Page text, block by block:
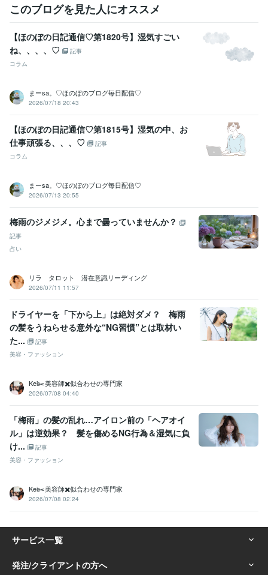
このブログを見た人にオススメ
【ほのぼの日記通信♡第1820号】湿気すごい
ね、、、、♡
記事
コラム
まーsa。♡ほのぼのブログ毎日配信♡
2026/07/18 20:43
【ほのぼの日記通信♡第1815号】湿気の中、お
仕事頑張る、、、♡
記事
コラム
まーsa。♡ほのぼのブログ毎日配信♡
2026/07/13 20:55
梅雨のジメジメ。心まで曇っていませんか？
記事
占い
リラ タロット 潜在意識リーディング
2026/07/11 11:57
ドライヤーを「下から上」は絶対ダメ？ 梅雨
の髪をうねらせる意外な“NG習慣”とは取材い
た...
記事
美容・ファッション
Kei✂️美容師✖️似合わせの専門家
2026/07/08 04:40
「梅雨」の髪の乱れ…アイロン前の「ヘアオイ
ル」は逆効果？ 髪を傷めるNG行為＆湿気に負
け...
記事
美容・ファッション
Kei✂️美容師✖️似合わせの専門家
2026/07/08 02:24